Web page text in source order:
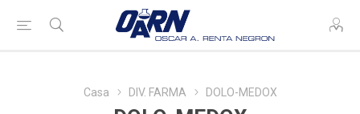
Casa DIV. FARMA DOLO-MEDOX